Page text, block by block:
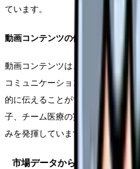
ています。
動画コンテンツの優位性
動画コンテンツは、職場の雰囲気
コミュニケーションなど、文字や
的に伝えることができます。特に
子、チーム医療の実践など、医療
みを発揮しています。
市場データから見る採用動向